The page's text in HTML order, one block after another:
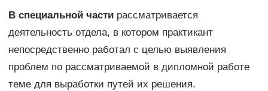
В специальной частирассматривается
деятельность отдела, в котором практикант
непосредственно работал с целью выявления
проблем по рассматриваемой в дипломной работе
теме для выработки путей их решения.